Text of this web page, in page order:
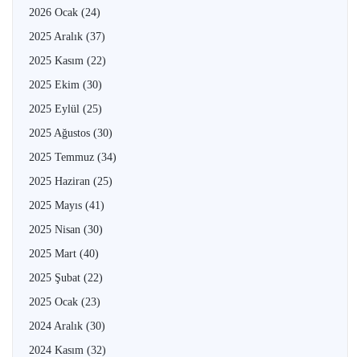
2026 Ocak (24)
2025 Aralık (37)
2025 Kasım (22)
2025 Ekim (30)
2025 Eylül (25)
2025 Ağustos (30)
2025 Temmuz (34)
2025 Haziran (25)
2025 Mayıs (41)
2025 Nisan (30)
2025 Mart (40)
2025 Şubat (22)
2025 Ocak (23)
2024 Aralık (30)
2024 Kasım (32)